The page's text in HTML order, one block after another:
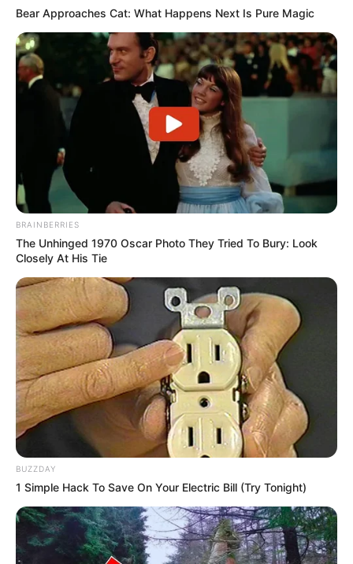
Bear Approaches Cat: What Happens Next Is Pure Magic
BRAINBERRIES
The Unhinged 1970 Oscar Photo They Tried To Bury: Look
Closely At His Tie
BUZZDAY
1 Simple Hack To Save On Your Electric Bill (Try Tonight)